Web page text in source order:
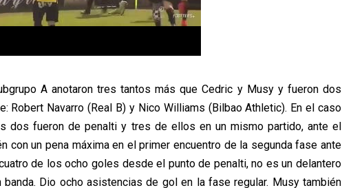
A anotaron tres tantos más que Cedric y Musy y fueron dos
Robert Navarro (Real B) y Nico Williams (Bilbao Athletic). En el caso
dos fueron de penalti y tres de ellos en un mismo partido, ante el
con un pena máxima en el primer encuentro de la segunda fase ante
de los ocho goles desde el punto de penalti, no es un delantero
Dio ocho asistencias de gol en la fase regular. Musy también